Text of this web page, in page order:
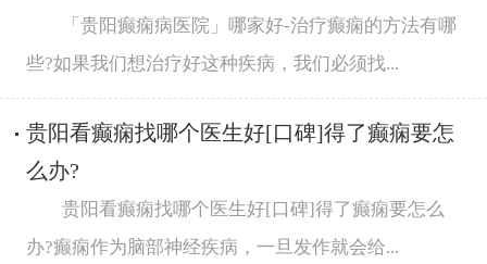
「贵阳癫痫病医院」哪家好-治疗癫痫的方法有哪
些?如果我们想治疗好这种疾病，我们必须找...
贵阳看癫痫找哪个医生好[口碑]得了癫痫要怎
么办?
贵阳看癫痫找哪个医生好[口碑]得了癫痫要怎么
办?癫痫作为脑部神经疾病，一旦发作就会给...